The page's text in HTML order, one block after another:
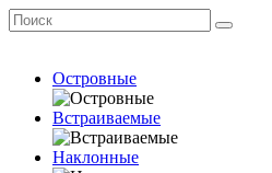
Островные
Встраиваемые
Наклонные